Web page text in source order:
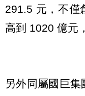
291.5 元，不僅
高到 1020 億元
另外同屬國巨